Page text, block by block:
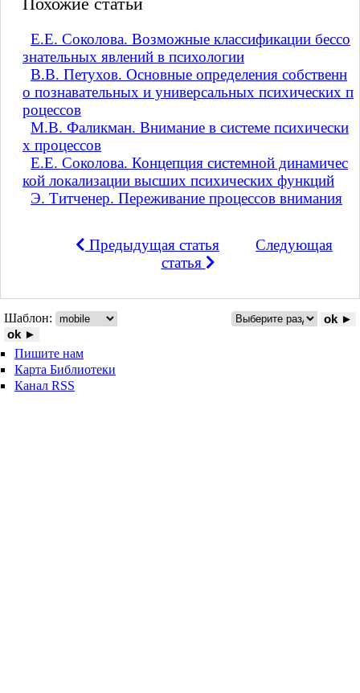
Похожие статьи
Е.Е. Соколова. Возможные классификации бессо
знательных явлений в психологии
В.В. Петухов. Основные определения собственн
о познавательных и универсальных психических п
роцессов
М.В. Фаликман. Внимание в системе психически
х процессов
Е.Е. Соколова. Концепция системной динамичес
кой локализации высших психических функций
Э. Титченер. Переживание процессов внимания
Предыдущая статья
Следующая
статья
Шаблон:
ok ►
ok ►
Пишите нам
Карта Библиотеки
Канал RSS